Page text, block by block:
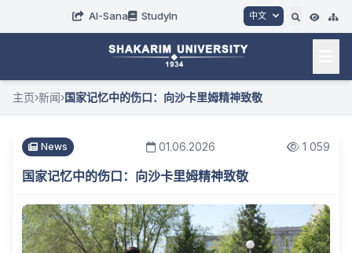
AI-Sana StudyIn 中文
主页›新闻›国家记忆中的伤口：向沙卡里姆精神致敬
News 01.06.2026 1 059
国家记忆中的伤口：向沙卡里姆精神致敬